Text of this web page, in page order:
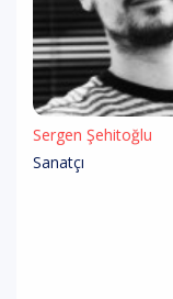
Sergen Şehitoğlu
Sanatçı